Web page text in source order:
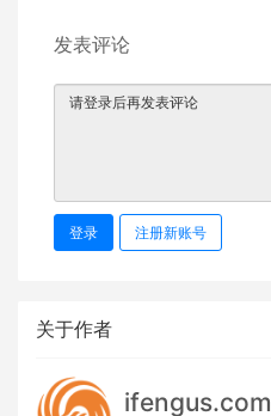
发表评论
登录 注册新账号
关于作者
ifengus.com